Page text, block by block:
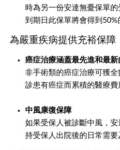
時為另一份安達無憂保單
到期日此保單將會得到50%
為嚴重疾病提供充裕保障
癌症治療涵蓋最先進和最
非手術類的癌症治療可獲
診患有癌症而累積的醫療費
中風康復保障
如果受保人被診斷中風，
持受保人出院後的日常需要